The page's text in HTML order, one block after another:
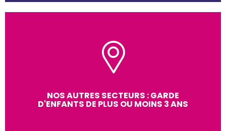
NOS AUTRES SECTEURS : GARDE
D'ENFANTS DE PLUS OU MOINS 3 ANS